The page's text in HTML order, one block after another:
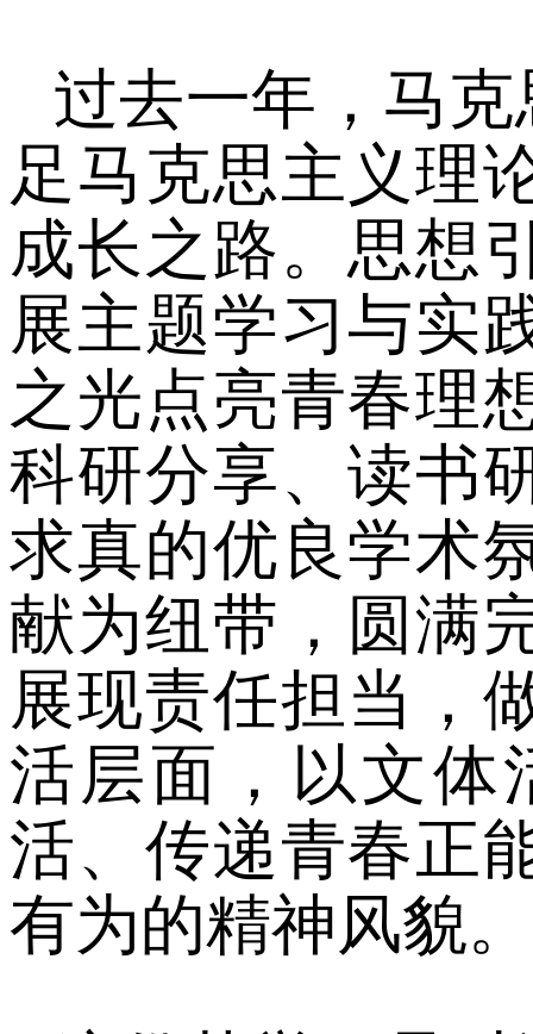
过去一年，马
足马克思主义理
成长之路。思想
展主题学习与实
之光点亮青春理
科研分享、读书
求真的优良学术
献为纽带，圆满
展现责任担当，
活层面，以文体
活、传递青春正
有为的精神风貌。